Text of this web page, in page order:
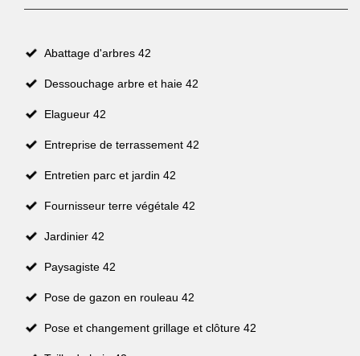
Abattage d'arbres 42
Dessouchage arbre et haie 42
Elagueur 42
Entreprise de terrassement 42
Entretien parc et jardin 42
Fournisseur terre végétale 42
Jardinier 42
Paysagiste 42
Pose de gazon en rouleau 42
Pose et changement grillage et clôture 42